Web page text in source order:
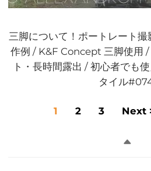
三脚について！ポートレート
作例 / K&F Concept 三脚使用
ト・長時間露出 / 初心者でも
タイル#074
1 2 3 Next